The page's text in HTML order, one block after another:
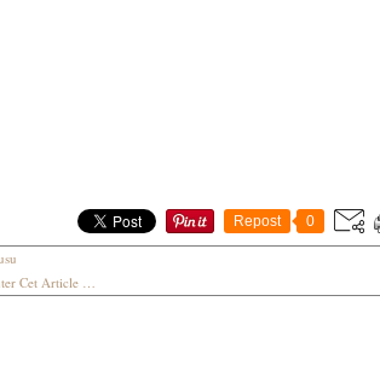
Repost 0
Cet Article …